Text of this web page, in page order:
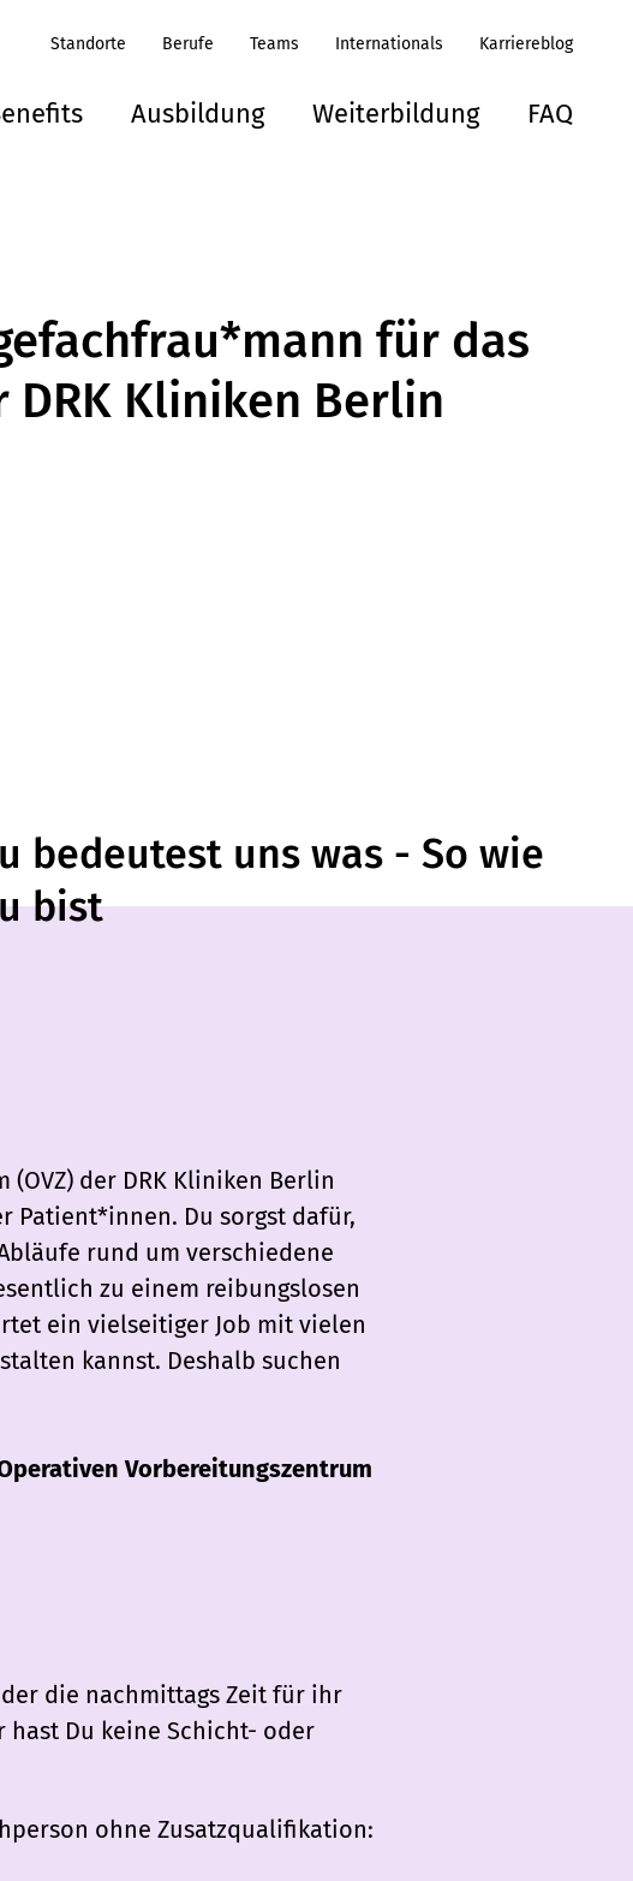
Standorte Berufe Teams Internationals Karriereblog
Ausbildung Weiterbildung FAQ
für das
Kliniken Berlin
bedeutest uns was - So wie
bist
der DRK Kliniken Berlin
Patient*innen. Du sorgst dafür,
rund um verschiedene
zu einem reibungslosen
ein vielseitiger Job mit vielen
kannst. Deshalb suchen
Vorbereitungszentrum
die nachmittags Zeit für ihr
hast Du keine Schicht- oder
ohne Zusatzqualifikation: